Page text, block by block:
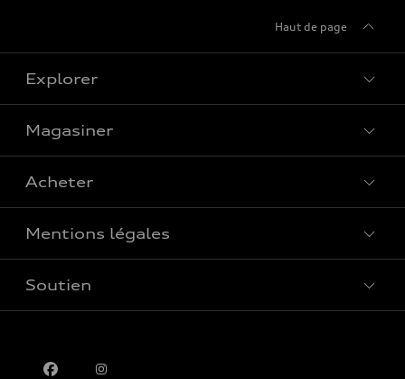
Haut de page
Explorer
Magasiner
Acheter
Mentions légales
Soutien